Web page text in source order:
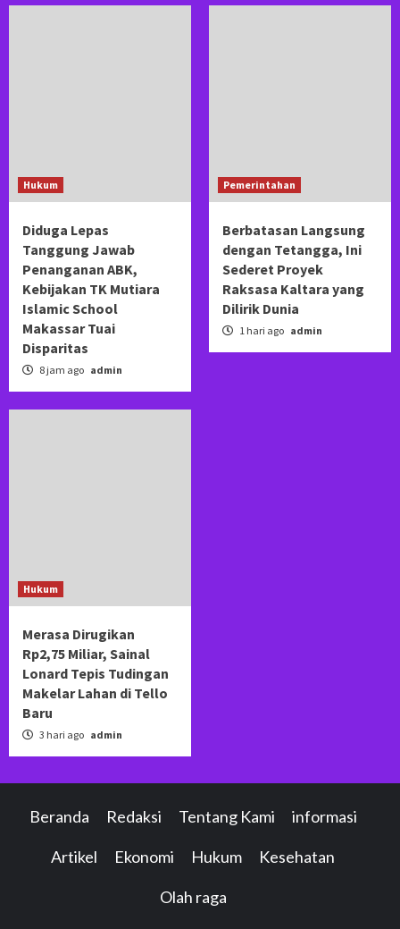
Hukum
Diduga Lepas
Tanggung Jawab
Penanganan ABK,
Kebijakan TK Mutiara
Islamic School
Makassar Tuai
Disparitas
8 jam ago admin
Pemerintahan
Berbatasan Langsung
dengan Tetangga, Ini
Sederet Proyek
Raksasa Kaltara yang
Dilirik Dunia
1 hari ago admin
Hukum
Merasa Dirugikan
Rp2,75 Miliar, Sainal
Lonard Tepis Tudingan
Makelar Lahan di Tello
Baru
3 hari ago admin
Beranda Redaksi Tentang Kami informasi
Artikel Ekonomi Hukum Kesehatan
Olah raga